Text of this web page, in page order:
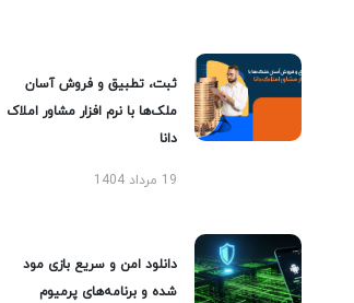
ثبت، تطبیق و فروش آسان
ملک‌ها با نرم افزار مشاور املاک
دانا
19 مرداد 1404
دانلود امن و سریع بازی مود
شده و برنامه‌های پرمیوم